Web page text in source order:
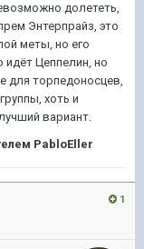
долететь,
Энтерпрайз, это
меты, но его
Цеппелин, но
для торпедоносцев,
хоть и
вариант.
PabloEller
1